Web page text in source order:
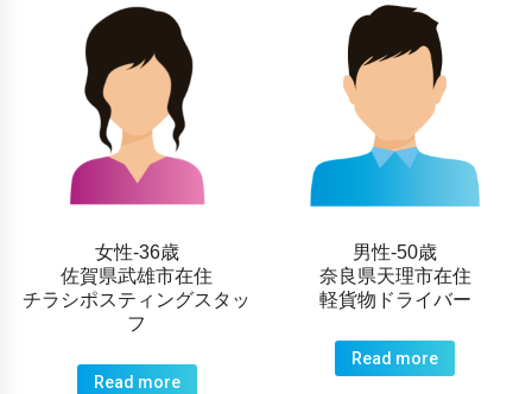
女性-36歳
佐賀県武雄市在住
チラシポスティングスタッ
フ
Read more
男性-50歳
奈良県天理市在住
軽貨物ドライバー
Read more